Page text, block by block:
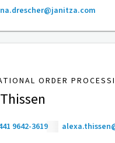
ORDER
9642-3619